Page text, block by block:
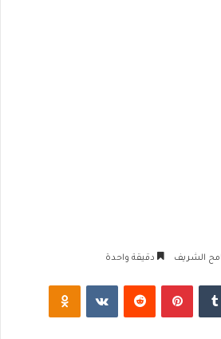
الشريف دقيقة واحدة
بينتيريست